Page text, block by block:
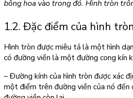
bông hoa vào trong đó. Hình tròn
1.2. Đặc điểm của hình tròn
Hình tròn được miêu tả là một hình
có đường viền là một đường cong kín
– Đường kính của hình tròn được xác
một điểm trên đường viền của nó đến